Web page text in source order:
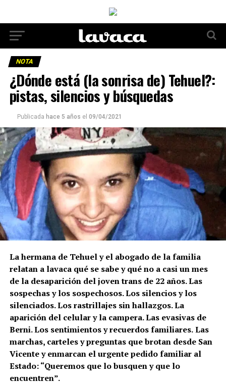
NOTA
¿Dónde está (la sonrisa de) Tehuel?:
pistas, silencios y búsquedas
Publicada hace 5 años el 09/04/2021
La hermana de Tehuel y el abogado de la familia
relatan a lavaca qué se sabe y qué no a casi un mes
de la desaparición del joven trans de 22 años. Las
sospechas y los sospechosos. Los silencios y los
silenciados. Los rastrillajes sin hallazgos. La
aparición del celular y la campera. Las evasivas de
Berni.Los sentimientos y recuerdos familiares.Las
marchas, carteles y preguntas que brotan desde San
Vicente y enmarcan el urgente pedido familiar al
Estado: “Queremos que lo busquen y que lo
encuentren”.